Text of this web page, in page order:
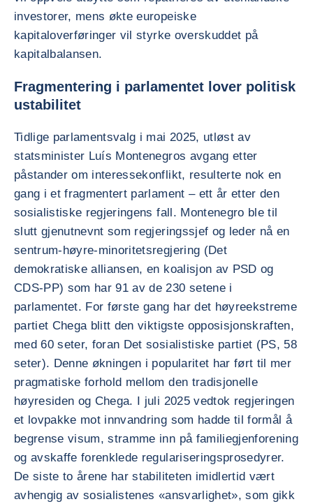
investorer, mens økte europeiske
kapitaloverføringer vil styrke overskuddet på
kapitalbalansen.
Fragmentering i parlamentet lover politisk
ustabilitet
Tidlige parlamentsvalg i mai 2025, utløst av
statsminister Luís Montenegros avgang etter
påstander om interessekonflikt, resulterte nok en
gang i et fragmentert parlament – ett år etter den
sosialistiske regjeringens fall. Montenegro ble til
slutt gjenutnevnt som regjeringssjef og leder nå en
sentrum-høyre-minoritetsregjering (Det
demokratiske alliansen, en koalisjon av PSD og
CDS-PP) som har 91 av de 230 setene i
parlamentet. For første gang har det høyreekstreme
partiet Chega blitt den viktigste opposisjonskraften,
med 60 seter, foran Det sosialistiske partiet (PS, 58
seter). Denne økningen i popularitet har ført til mer
pragmatiske forhold mellom den tradisjonelle
høyresiden og Chega. I juli 2025 vedtok regjeringen
et lovpakke mot innvandring som hadde til formål å
begrense visum, stramme inn på familiegjenforening
og avskaffe forenklede regulariseringsprosedyrer.
De siste to årene har stabiliteten imidlertid vært
avhengig av sosialistenes «ansvarlighet», som gikk